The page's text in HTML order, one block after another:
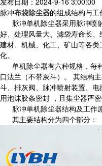
脉冲布袋除尘器的组成结构与工
脉冲单机除尘器采用脉冲喷
好、处理风量大、滤袋寿命长、
建材、机械、化工、矿山等各
化。
单机除尘器有六种规格，每
口法兰（不带灰斗）。 其结构
斗、排灰阀、脉冲喷射装置、
用泡沫胶条密封 ，且集尘器严密
脉冲单机除尘器结构及工作
其主要结构分为四个部分：